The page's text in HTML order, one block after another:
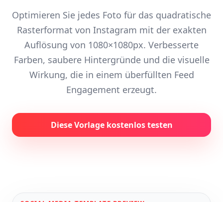
Optimieren Sie jedes Foto für das quadratische
Rasterformat von Instagram mit der exakten
Auflösung von 1080×1080px. Verbesserte
Farben, saubere Hintergründe und die visuelle
Wirkung, die in einem überfüllten Feed
Engagement erzeugt.
Diese Vorlage kostenlos testen